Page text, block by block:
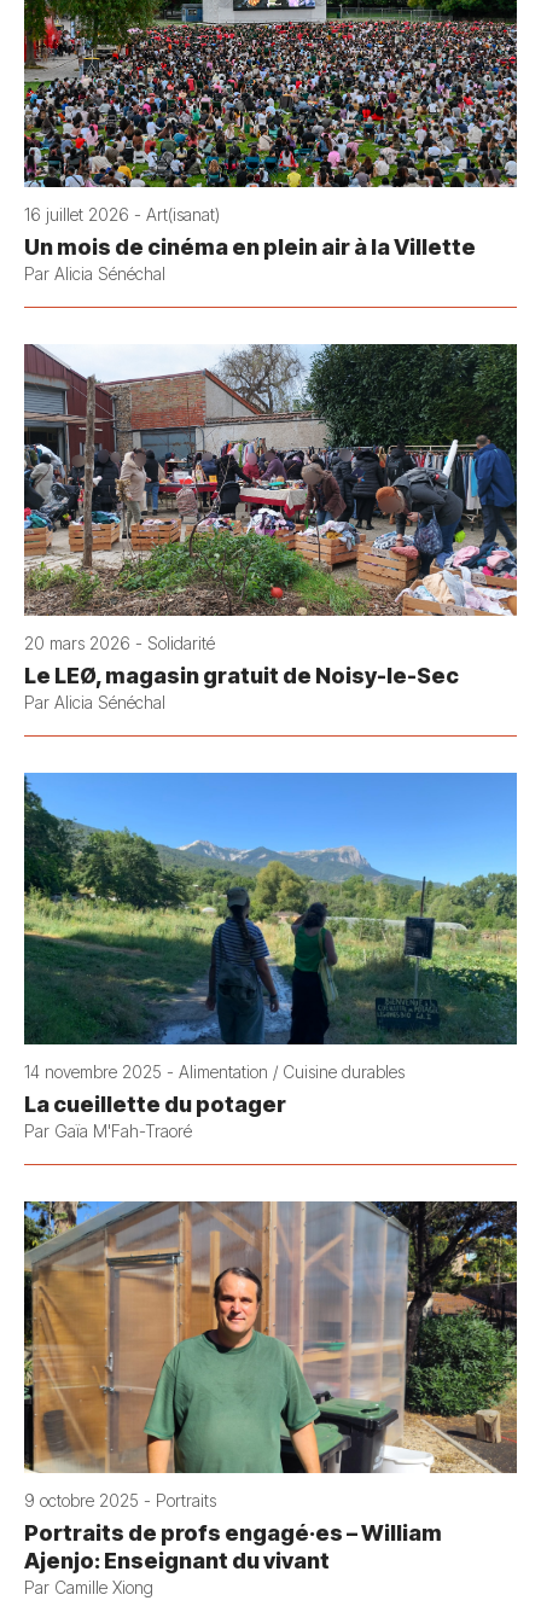
16 juillet 2026 - Art(isanat)
Un mois de cinéma en plein air à la Villette
Par Alicia Sénéchal
20 mars 2026 - Solidarité
Le LEØ, magasin gratuit de Noisy-le-Sec
Par Alicia Sénéchal
14 novembre 2025 - Alimentation / Cuisine durables
La cueillette du potager
Par Gaïa M'Fah-Traoré
9 octobre 2025 - Portraits
Portraits de profs engagé·es – William
Ajenjo: Enseignant du vivant
Par Camille Xiong